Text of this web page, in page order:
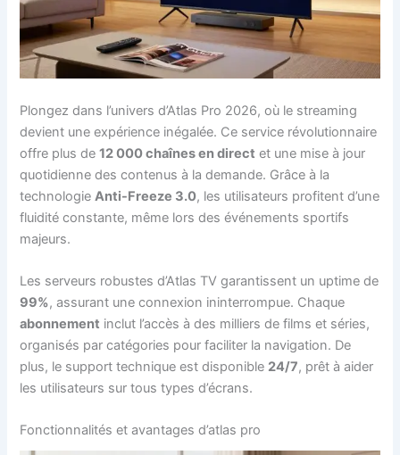
Plongez dans l’univers d’Atlas Pro 2026, où le streaming
devient une expérience inégalée. Ce service révolutionnaire
offre plus de12 000 chaînes en direct et une mise à jour
quotidienne des contenus à la demande. Grâce à la
technologieAnti-Freeze 3.0, les utilisateurs profitent d’une
fluidité constante, même lors des événements sportifs
majeurs.
Les serveurs robustes d’Atlas TV garantissent un uptime de
99%, assurant une connexion ininterrompue. Chaque
abonnement inclut l’accès à des milliers de films et séries,
organisés par catégories pour faciliter la navigation. De
plus, le support technique est disponible 24/7, prêt à aider
les utilisateurs sur tous types d’écrans.
Fonctionnalités et avantages d’atlas pro